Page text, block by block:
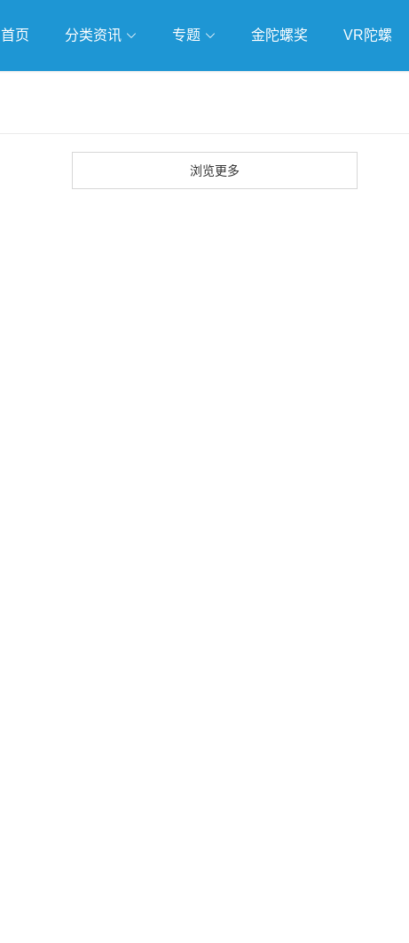
首页 分类资讯 专题 金陀螺奖 VR陀螺
浏览更多